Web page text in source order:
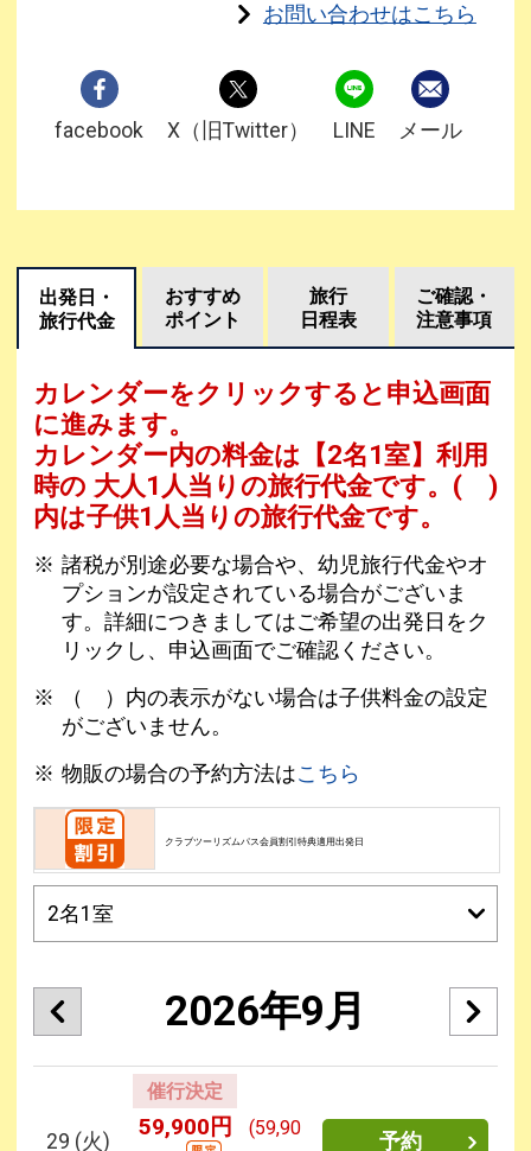
お問い合わせはこちら
facebook X（旧Twitter） LINE メール
出発日・
旅行代金
おすすめ
ポイント
旅行
日程表
ご確認・
注意事項
カレンダーをクリックすると申込画面
に進みます。
カレンダー内の料金は 【2名1室】利用
時の 大人1人当りの旅行代金です。 ( )
内は子供1人当りの旅行代金です。
諸税が別途必要な場合や、幼児旅行代金やオ
プションが設定されている場合がございま
す。詳細につきましてはご希望の出発日をク
リックし、申込画面でご確認ください。
（ ）内の表示がない場合は子供料金の設定
がございません。
物販の場合の予約方法はこちら
クラブツーリズムパス会員割引特典適用出発日
2026年9月
29 (火)
催行決定
59,900円 (59,90
予約